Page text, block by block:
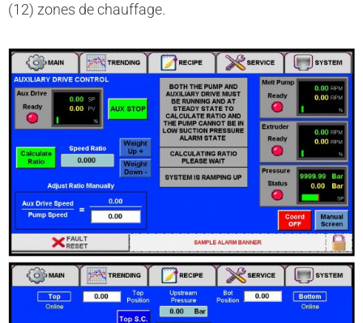
(12) zones de chauffage.